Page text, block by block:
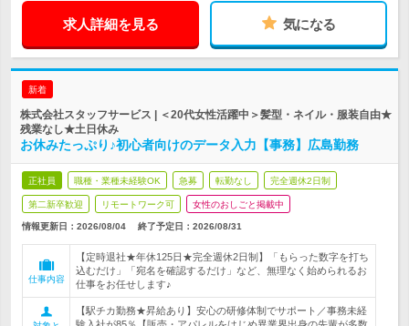
求人詳細を見る 気になる
新着
株式会社スタッフサービス | ＜20代女性活躍中＞髪型・ネイル・服装自由★
残業なし★土日休み
お休みたっぷり♪初心者向けのデータ入力【事務】広島勤務
正社員 職種・業種未経験OK 急募 転勤なし 完全週休2日制
第二新卒歓迎 リモートワーク可 女性のおしごと掲載中
情報更新日：2026/08/04 終了予定日： 2026/08/31
仕事内容
【定時退社★年休125日★完全週休2日制】「もらった数字を打ち
込むだけ」「宛名を確認するだけ」など、無理なく始められるお
仕事をお任せします♪
【駅チカ勤務★昇給あり】安心の研修体制でサポート／事務未経
験入社が85％【販売・アパレルをはじめ異業界出身の先輩が多数